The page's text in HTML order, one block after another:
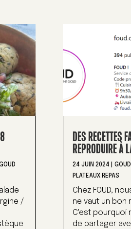
/
DES RECETTES
REPRODUIRE À
24 JUIN 2024 |
PLATEAUX REPAS
Chez FOUD,
ne vaut un bon
C'est pourquoi
de partager